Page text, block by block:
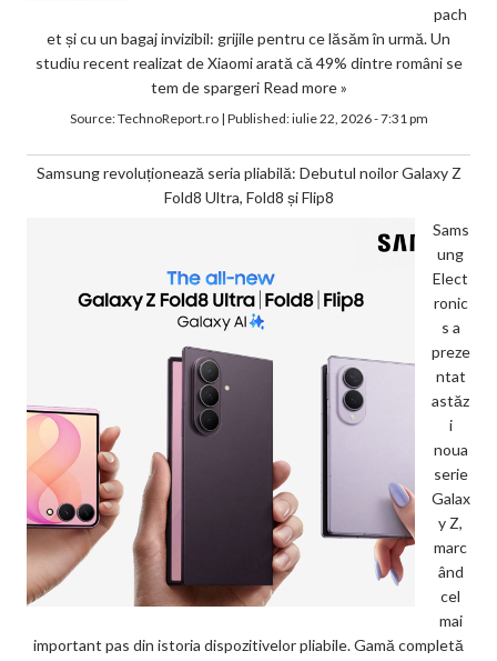
pach
et și cu un bagaj invizibil: grijile pentru ce lăsăm în urmă. Un
studiu recent realizat de Xiaomi arată că 49% dintre români se
tem de spargeri Read more »
Source:TechnoReport.ro| Published:iulie 22, 2026 - 7:31 pm
Samsung revoluționează seria pliabilă: Debutul noilor Galaxy Z
Fold8 Ultra, Fold8 și Flip8
Sams
ung
Elect
ronic
s a
preze
ntat
astăz
i
noua
serie
Galax
y Z,
marc
ând
cel
mai
important pas din istoria dispozitivelor pliabile. Gamă completă